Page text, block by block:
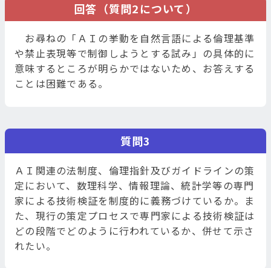
回答（質問2について）
お尋ねの「ＡＩの挙動を自然言語による倫理基準
や禁止表現等で制御しようとする試み」の具体的に
意味するところが明らかではないため、お答えする
ことは困難である。
質問3
ＡＩ関連の法制度、倫理指針及びガイドラインの策
定において、数理科学、情報理論、統計学等の専門
家による技術検証を制度的に義務づけているか。ま
た、現行の策定プロセスで専門家による技術検証は
どの段階でどのように行われているか、併せて示さ
れたい。